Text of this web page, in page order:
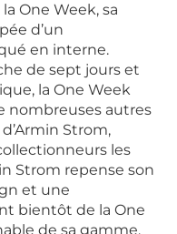
One Week, sa
d’un
en interne.
de sept jours et
la One Week
nombreuses autres
Strom,
les
Strom repense son
et une
bientôt de la One
de sa gamme.